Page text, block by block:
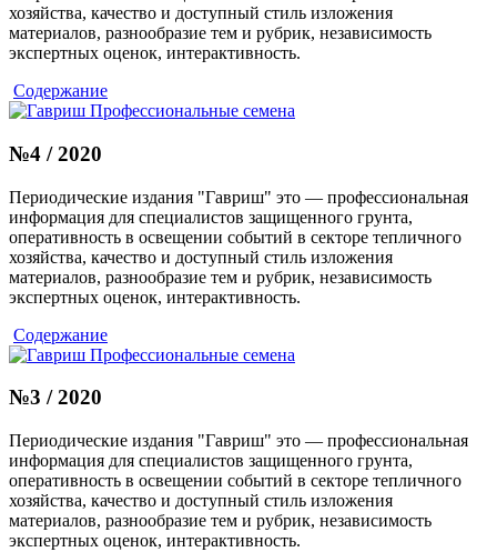
хозяйства, качество и доступный стиль изложения
материалов, разнообразие тем и рубрик, независимость
экспертных оценок, интерактивность.
Содержание
№4 / 2020
Периодические издания "Гавриш" это — профессиональная
информация для специалистов защищенного грунта,
оперативность в освещении событий в секторе тепличного
хозяйства, качество и доступный стиль изложения
материалов, разнообразие тем и рубрик, независимость
экспертных оценок, интерактивность.
Содержание
№3 / 2020
Периодические издания "Гавриш" это — профессиональная
информация для специалистов защищенного грунта,
оперативность в освещении событий в секторе тепличного
хозяйства, качество и доступный стиль изложения
материалов, разнообразие тем и рубрик, независимость
экспертных оценок, интерактивность.